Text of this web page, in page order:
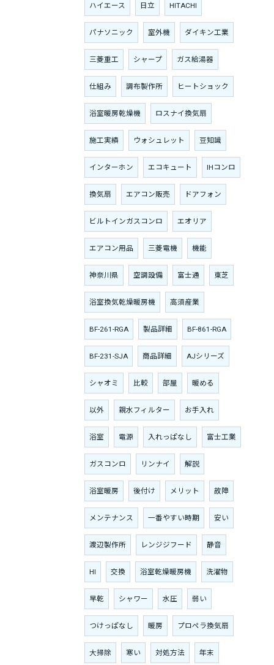
ハイエース 日立 HITACHI
パナソニック 室外機 ダイキン工業
三菱重工 シャープ ガス給湯器
仕組み 調布製作所 ヒートショック
浴室暖房乾燥機 ロスナイ換気扇
施工実績 ウォシュレット 豆知識
インターホン エコキュート IHコンロ
換気扇 エアコン販売 ドアフォン
ビルトインガスコンロ エオリア
エアコン用品 三菱電機 機能
神奈川県 空調設備 富士通 東芝
浴室換気乾燥暖房機 高須産業
BF-261-RGA 製品詳細 BF-861-RGA
BF-231-SJA 商品詳細 AJシリーズ
シャオミ 比較 部屋 暖める
以外 親水フィルター お手入れ
浴室 電源 入れっぱなし 富士工業
ガスコンロ リンナイ 解説
浴室暖房 後付け メリット 故障
メンテナンス 一番やすい時期 安い
渡辺製作所 レンジジフード 静音
HI 交換 浴室乾燥暖房機 洗濯物
早乾 シャワー 水圧 弱い
つけっぱなし 暖房 プロペラ換気扇
大掃除 寒い 対処方法 年末